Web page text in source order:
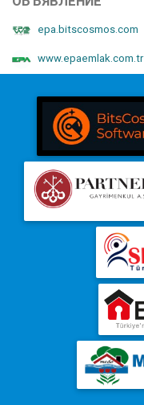
epa.bitscosmos.com
www.epaemlak.com.tr